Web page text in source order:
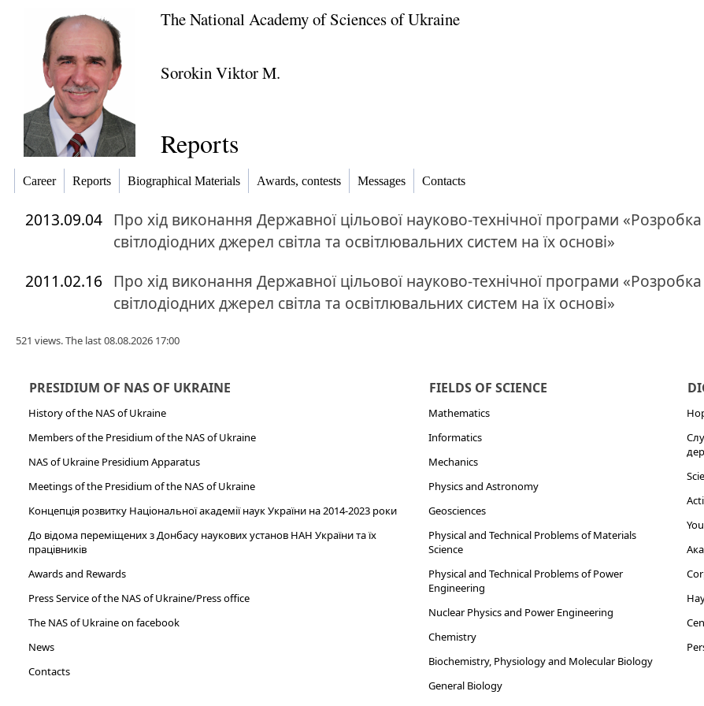
The National Academy of Sciences of Ukraine
Sorokin Viktor M.
Reports
Career Reports Biographical Materials Awards, contests Messages Contacts
2013.09.04 Про хід виконання Державної цільової науково-технічної програми
світлодіодних джерел світла та освітлювальних систем на їх основі»
2011.02.16 Про хід виконання Державної цільової науково-технічної програми
світлодіодних джерел світла та освітлювальних систем на їх основі»
521 views. The last 08.08.2026 17:00
PRESIDIUM OF NAS OF UKRAINE
History of the NAS of Ukraine
Members of the Presidium of the NAS of Ukraine
NAS of Ukraine Presidium Apparatus​
Meetings of the Presidium of the NAS of Ukraine
Концепція розвитку Національної академії наук України на 2014-2023 роки
До відома переміщених з Донбасу наукових установ НАН України та їх
працівників
Awards and Rewards
Press Service of the NAS of Ukraine/Press office
The NAS of Ukraine on facebook
News
Сontacts
FIELDS OF SCIENCE
Mathematics
Informatics
Mechanics
Physics and Astronomy
Geosciences
Physical and Technical Problems of Materials
Science
Physical and Technical Problems of Power
Engineering
Nuclear Physics and Power Engineering
Chemistry
Biochemistry, Physiology and Molecular Biology
General Biology